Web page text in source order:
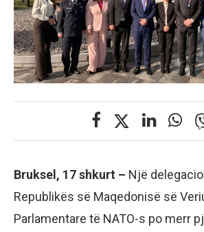
Bruksel, 17 shkurt – Një
Republikës së Maqedonisë së
Parlamentare të NATO-s po merr